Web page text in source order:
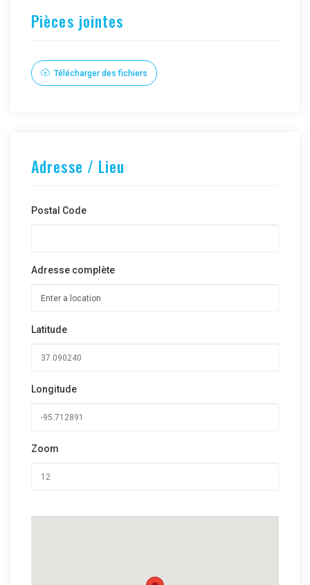
Pièces jointes
Télécharger des fichiers
Adresse / Lieu
Postal Code
Adresse complète
Latitude
Longitude
Zoom